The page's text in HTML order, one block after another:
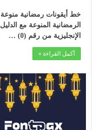
خط أيقونات رمضانية
الإنجليزية من رقم (0) …
أكمل القراءة »